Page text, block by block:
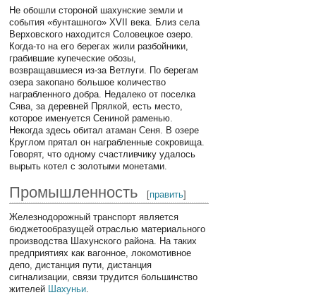
Не обошли стороной шахунские земли и
события «бунташного» XVII века. Близ села
Верховского находится Соловецкое озеро.
Когда-то на его берегах жили разбойники,
грабившие купеческие обозы,
возвращавшиеся из-за Ветлуги. По берегам
озера закопано большое количество
награбленного добра. Недалеко от поселка
Сява, за деревней Прялкой, есть место,
которое именуется Сениной раменью.
Некогда здесь обитал атаман Сеня. В озере
Круглом прятал он награбленные сокровища.
Говорят, что одному счастливчику удалось
вырыть котел с золотыми монетами.
Промышленность [править]
Железнодорожный транспорт является
бюджетообразущей отраслью материального
производства Шахунского района. На таких
предприятиях как вагонное, локомотивное
депо, дистанция пути, дистанция
сигнализации, связи трудится большинство
жителей Шахуньи